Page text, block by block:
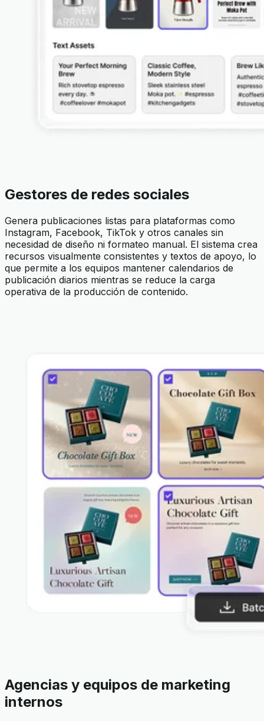
Gestores de redes sociales
Genera publicaciones listas para plataformas como
Instagram, Facebook, TikTok y otros canales sin
necesidad de diseño ni formateo manual. El sistema crea
recursos visualmente consistentes y textos de apoyo, lo
que permite a los equipos mantener calendarios de
publicación diarios mientras se reduce la carga
operativa de la producción de contenido.
Agencias y equipos de marketing
internos